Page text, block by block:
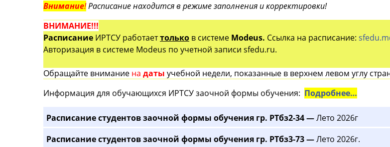
Внимание!Расписание находится в режиме заполнения и корректировки!
ВНИМАНИЕ!!!
Расписание ИРТСУ работаеттолько в системе Modeus. Ссылка на расписание:
Авторизация в системе Modeus по учетной записи sfedu.ru.
Обращайте внимание на даты учебной недели, показанные в верхнем левом углу
Информация для обучающихся ИРТСУ заочной формы обучения: Подробнее…
Расписание студентов заочной формы обучения гр. РТбз2-34 —Лето 2026г
Расписание студентов заочной формы обучения гр. РТбз3-73 —Лето 2026г.